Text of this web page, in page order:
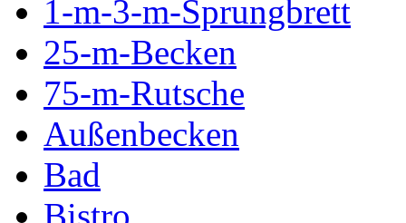
1-m-3-m-Sprungbrett
25-m-Becken
75-m-Rutsche
Außenbecken
Bad